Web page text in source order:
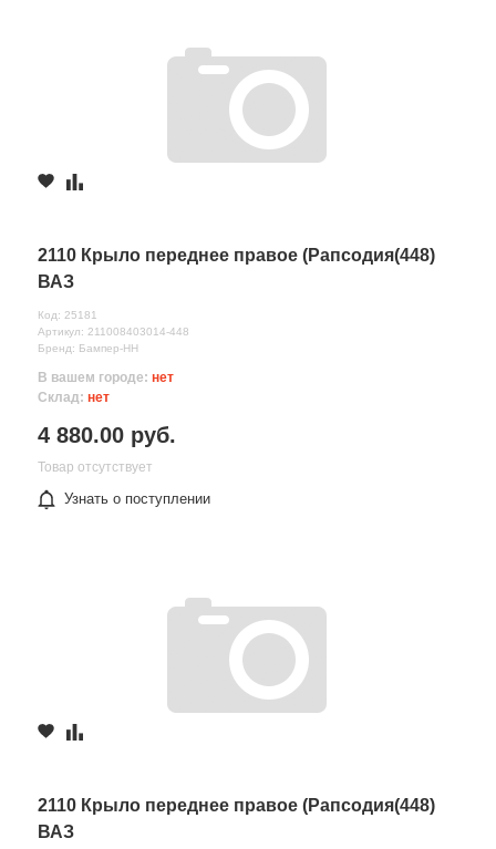
2110 Крыло переднее правое (Рапсодия(448)
ВАЗ
Код: 25181
Артикул: 211008403014-448
Бренд: Бампер-НН
В вашем городе: нет
Склад: нет
4 880.00 руб.
Товар отсутствует
Узнать о поступлении
2110 Крыло переднее правое (Рапсодия(448)
ВАЗ